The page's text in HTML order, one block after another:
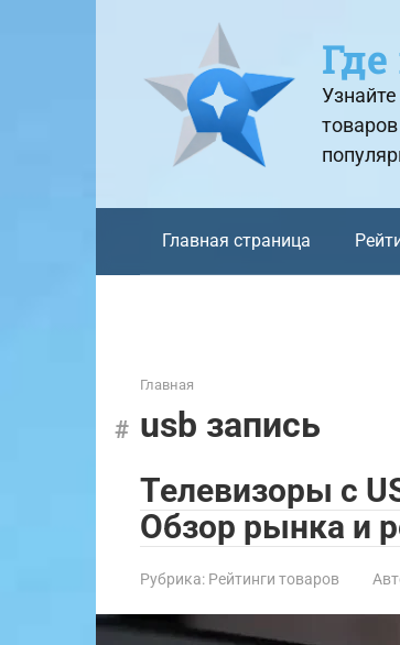
Главная страница
Главная
usb запись
Телевизоры с
Обзор рынка и
Рубрика: Рейтинги товаров